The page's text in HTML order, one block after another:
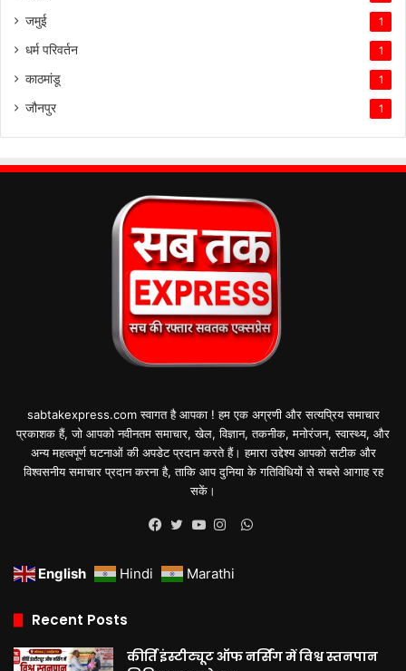
जमुई 1
धर्म परिवर्तन 1
काठमांडू 1
जौनपुर 1
sabtakexpress.com स्वागत है आपका ! हम एक अग्रणी और सत्यप्रिय समाचार
प्रकाशक हैं, जो आपको नवीनतम समाचार, खेल, विज्ञान, तकनीक, मनोरंजन, स्वास्थ्य, और
अन्य महत्वपूर्ण घटनाओं की अपडेट प्रदान करते हैं। हमारा उद्देश्य आपको सटीक और
विश्वसनीय समाचार प्रदान करना है, ताकि आप दुनिया के गतिविधियों से सबसे आगाह रह
सकें।
WhatsApp
English Hindi Marathi
Recent Posts
कीर्ति इंस्टीट्यूट ऑफ नर्सिंग में विश्व स्तनपान